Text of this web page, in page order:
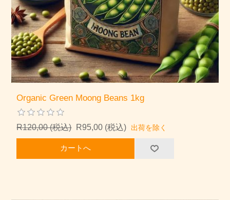
Organic Green Moong Beans 1kg
R120,00 (税込) R95,00 (税込) 出荷を除く
カートへ